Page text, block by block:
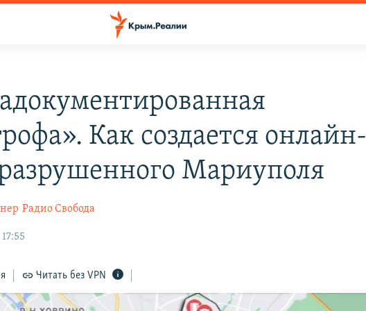
Как создается онлайн-
Мариуполя
Радио Свобода
Читать без VPN